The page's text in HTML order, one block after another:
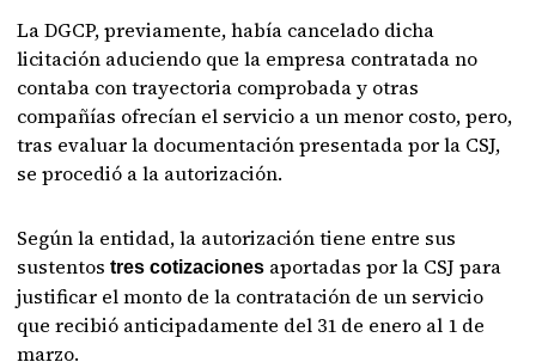
La DGCP, previamente, había cancelado dicha
licitación aduciendo que la empresa contratada no
contaba con trayectoria comprobada y otras
compañías ofrecían el servicio a un menor costo, pero,
tras evaluar la documentación presentada por la CSJ,
se procedió a la autorización.
Según la entidad, la autorización tiene entre sus
sustentos tres cotizaciones aportadas por la CSJ para
justificar el monto de la contratación de un servicio
que recibió anticipadamente del 31 de enero al 1 de
marzo.